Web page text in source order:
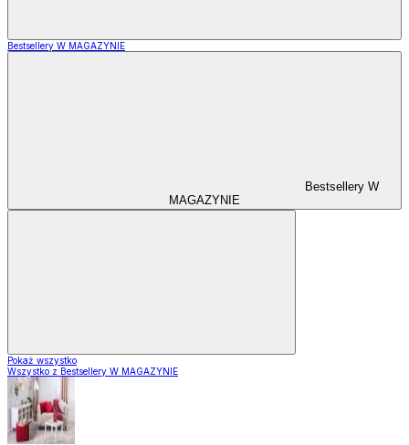
Bestsellery W MAGAZYNIE
Bestsellery W
MAGAZYNIE
Pokaż wszystko
Wszystko z Bestsellery W MAGAZYNIE